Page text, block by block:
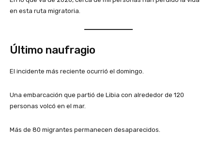
en esta ruta migratoria.
Último naufragio
El incidente más reciente ocurrió el domingo.
Una embarcación que partió de Libia con alrededor de 120
personas volcó en el mar.
Más de 80 migrantes permanecen desaparecidos.